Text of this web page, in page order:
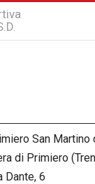
San
di Primiero
Dante, 6